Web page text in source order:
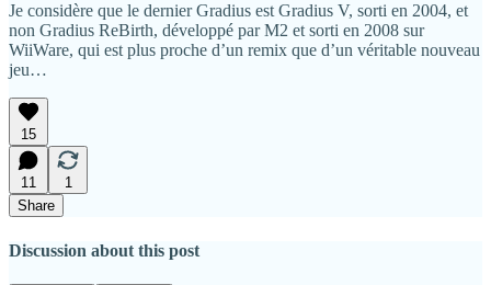
Je considère que le dernier Gradius est Gradius V, sorti en 2004, et
non Gradius ReBirth, développé par M2 et sorti en 2008 sur
WiiWare, qui est plus proche d’un remix que d’un véritable nouveau
jeu…
15
11
1
Share
Discussion about this post